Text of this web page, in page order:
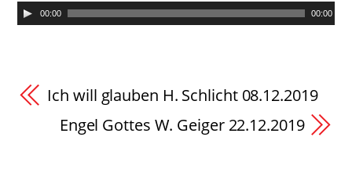
00:00 00:00
Ich will glauben H. Schlicht 08.12.2019
Engel Gottes W. Geiger 22.12.2019